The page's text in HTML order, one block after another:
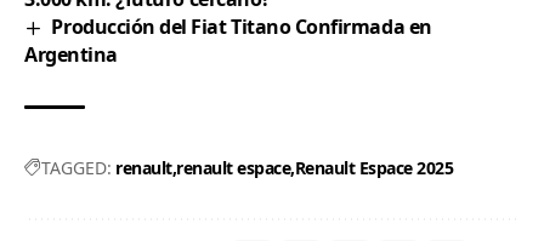
Producción del Fiat Titano Confirmada en
Argentina
TAGGED: renault renault espace Renault Espace 2025